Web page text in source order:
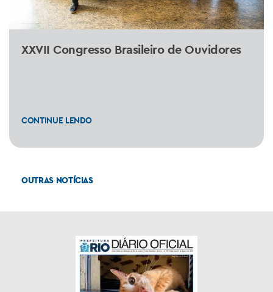
XXVII Congresso Brasileiro de Ouvidores
CONTINUE LENDO
OUTRAS NOTÍCIAS